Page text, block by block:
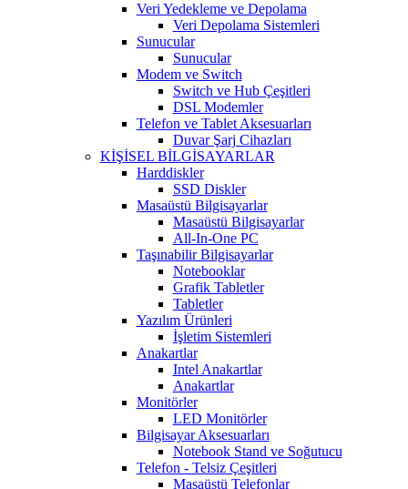
Veri Yedekleme ve Depolama
Veri Depolama Sistemleri
Sunucular
Sunucular
Modem ve Switch
Switch ve Hub Çeşitleri
DSL Modemler
Telefon ve Tablet Aksesuarları
Duvar Şarj Cihazları
KİŞİSEL BİLGİSAYARLAR
Harddiskler
SSD Diskler
Masaüstü Bilgisayarlar
Masaüstü Bilgisayarlar
All-In-One PC
Taşınabilir Bilgisayarlar
Notebooklar
Grafik Tabletler
Tabletler
Yazılım Ürünleri
İşletim Sistemleri
Anakartlar
Intel Anakartlar
Anakartlar
Monitörler
LED Monitörler
Bilgisayar Aksesuarları
Notebook Stand ve Soğutucu
Telefon - Telsiz Çeşitleri
Masaüstü Telefonlar